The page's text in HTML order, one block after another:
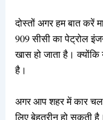
दोस्तों अगर हम बात करें
909 सीसी का पेट्रोल
खास हो जाता है।
है।
अगर आप शहर में कार
लिए बेहतरीन हो सकती